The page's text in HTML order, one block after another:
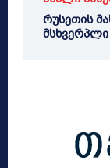
რუსეთის
მსხვერპლი